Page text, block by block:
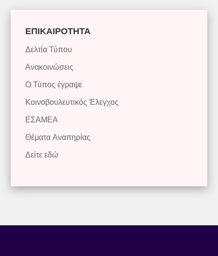
ΕΠΙΚΑΙΡΟΤΗΤΑ
Δελτία Τύπου
Ανακοινώσεις
Ο Τύπος έγραψε
Κοινοβουλευτικός Έλεγχος
ΕΣΑΜΕΑ
Θέματα Αναπηρίας
Δείτε εδώ